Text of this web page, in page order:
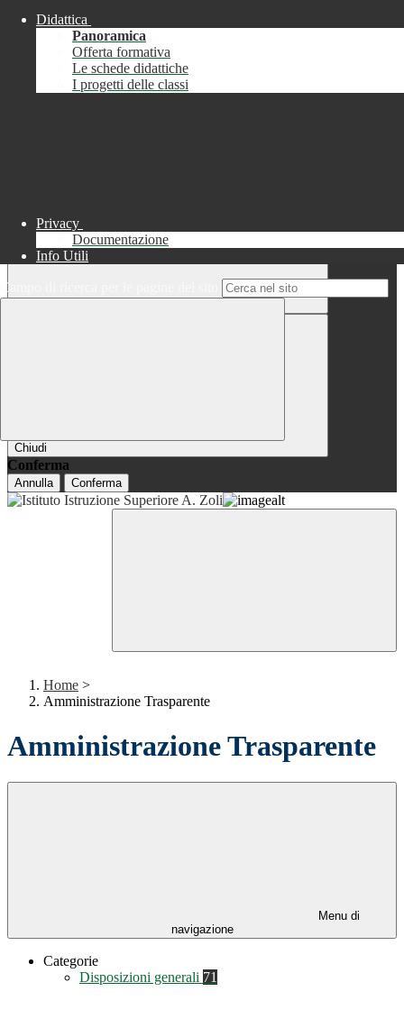
Chiudi
Informazione
Chiudi
Conferma
Annulla Conferma
Didattica
Panoramica
Offerta formativa
Le schede didattiche
I progetti delle classi
Privacy
Documentazione
Info Utili
Campo di ricerca per le pagine del sito
Home >
Amministrazione Trasparente
Amministrazione Trasparente
Menu di
navigazione
Categorie
Disposizioni generali 71